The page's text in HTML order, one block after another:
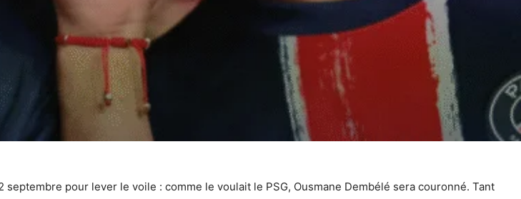
pour lever le voile : comme le voulait le PSG, Ousmane Dembélé sera couronné. Tant